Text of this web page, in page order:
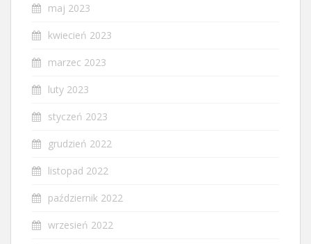
maj 2023
kwiecień 2023
marzec 2023
luty 2023
styczeń 2023
grudzień 2022
listopad 2022
październik 2022
wrzesień 2022